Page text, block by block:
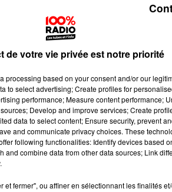
en Occitanie."On a vu un afflux
fondateur du comité de soutien à
non-inscrit, s'est notamment fait
de votre vie privée est notre priorité
processing based on your consent and/or our
to select advertising; Create profiles for
performance; Measure content performance;
Develop and improve services; Create
data to select content; Ensure security, prevent
and communicate privacy choices. These
following functionalities: Identify devices based
and combine data from other data sources; Link
et fermer", ou affiner en sélectionnant les finalités